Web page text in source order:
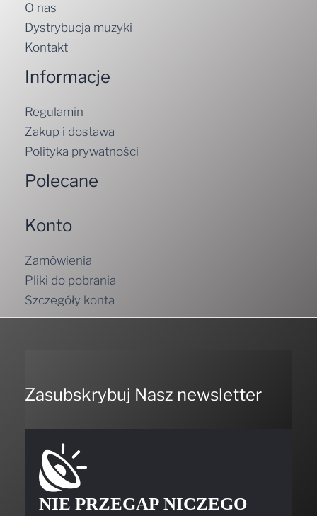
O nas
Dystrybucja muzyki
Kontakt
Informacje
Regulamin
Zakup i dostawa
Polityka prywatności
Polecane
Konto
Zamówienia
Pliki do pobrania
Szczegóły konta
Zasubskrybuj Nasz newsletter
NIE PRZEGAP NICZEGO